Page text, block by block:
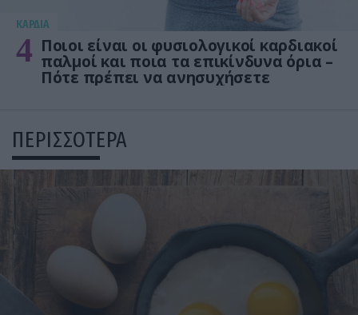
KΑΡΔΙΑ
4 Ποιοι είναι οι φυσιολογικοί καρδιακοί
παλμοί και ποια τα επικίνδυνα όρια –
Πότε πρέπει να ανησυχήσετε
ΠΕΡΙΣΣΟΤΕΡΑ